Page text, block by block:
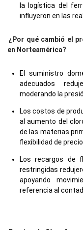
la logística del
influyeron en las
¿Por qué cambió el
en Norteamérica?
El suministro
adecuados
moderando la
Los costos de
al aumento del
de las materias
flexibilidad de
Los recargos de
restringidas
apoyando
referencia al